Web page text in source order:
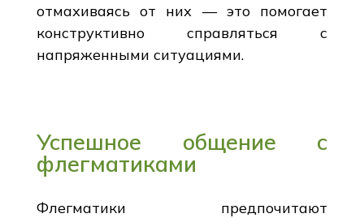
отмахиваясь от них — это помогает
конструктивно справляться с
напряженными ситуациями.
Успешное общение с
флегматиками
Флегматики предпочитают